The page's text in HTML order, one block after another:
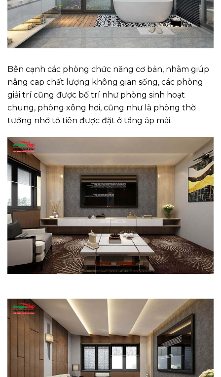
Bên cạnh các phòng chức năng cơ bản, nhằm giúp
nâng cap chất lượng không gian sống, các phòng
giải trí cũng được bố trí như phòng sinh hoạt
chung, phòng xông hơi, cũng như là phòng thờ
tưởng nhớ tổ tiên được đặt ở tầng áp mái.